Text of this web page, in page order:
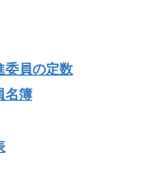
委員の定数
名簿